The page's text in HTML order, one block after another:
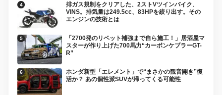
排ガス規制をクリアした、2ストVツインバイク、
VINS。排気量は249.5cc、83HPを絞り出す。その
エンジンの技術とは
「2700発のリベット補強まで自ら施工！」居酒屋マ
スターが作り上げた700馬力“カーボンケブラーGT-
R”
ホンダ新型「エレメント」で“まさかの観音開き”復
活か？ あの個性派SUVが帰ってくる可能性